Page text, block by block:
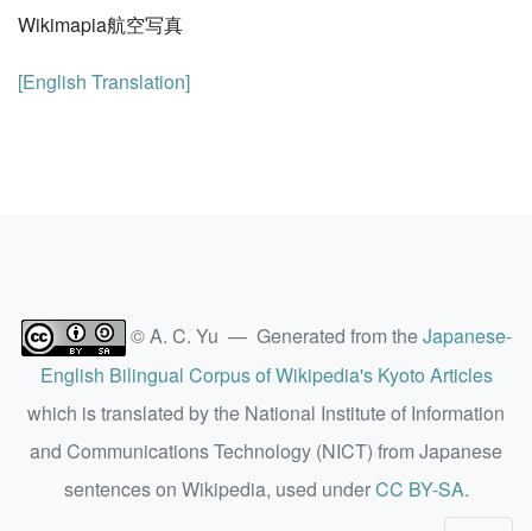
Wikimapia航空写真
[English Translation]
© A. C. Yu — Generated from theJapanese-
English Bilingual Corpus of Wikipedia's Kyoto Articles
which is translated by the National Institute of Information
and Communications Technology (NICT) from Japanese
sentences on Wikipedia, used underCC BY-SA.